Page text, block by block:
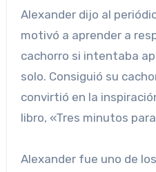
Alexander dijo al
motivó a aprender a
cachorro si intentaba
solo. Consiguió su
convirtió en la
libro, «Tres minutos
Alexander fue uno de